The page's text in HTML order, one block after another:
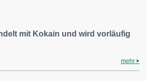
mit Kokain und wird vorläufig
mehr